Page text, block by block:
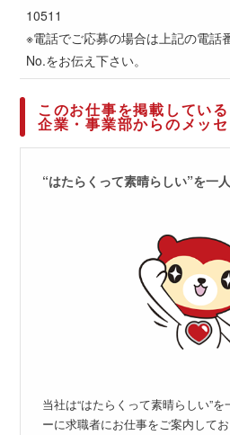
10511
※電話でご応募の場合は上記の電話
No.をお伝え下さい。
このお仕事を掲載している
企業・事業部からのメッ
“はたらくって素晴らしい”を一人
当社は“はたらくって素晴らしい”
ーに求職者にお仕事をご案内してお